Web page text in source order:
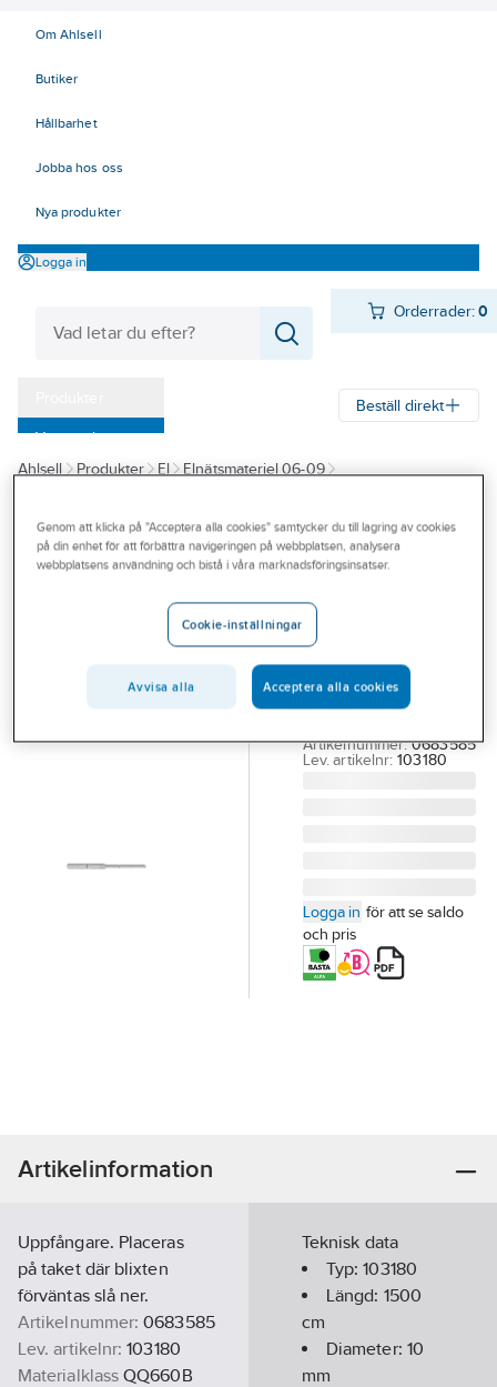
Om Ahlsell
Butiker
Hållbarhet
Jobba hos oss
Nya produkter
Logga in
Orderrader:0
Varumärken
Kampanjer
Branscher
Beställ direkt
Ahlsell Produkter El
Elnätsmateriel 06-09
Uppfångare med tillbehör
Uppfångare
Åskfångare
med kilteknik,
Elrond
ÅSKFÅNGARE 1.5M
Artikelnummer: 0683585
Lev. artikelnr: 103180
Logga in för att se saldo
och pris
Artikelinformation
Uppfångare. Placeras
på taket där blixten
förväntas slå ner.
Artikelnummer: 0683585
Lev. artikelnr: 103180
Materialklass QQ660B
Teknisk data
Typ:103180
Längd: 1500
cm
Diameter: 10
mm
Genom att klicka på "Acceptera alla cookies" samtycker du till lagring av cookies
på din enhet för att förbättra navigeringen på webbplatsen, analysera
webbplatsens användning och bistå i våra marknadsföringsinsatser.
Cookie-inställningar
Avvisa alla Acceptera alla cookies